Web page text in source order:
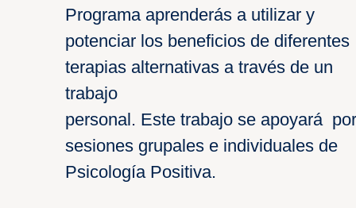
Programa aprenderás a utilizar y
potenciar los beneficios de diferentes
terapias alternativas a través de un
trabajo
personal. Este trabajo se apoyará por
sesiones grupales e individuales de
Psicología Positiva.